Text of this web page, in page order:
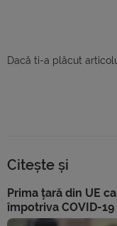
Dacă ti-a plăcut
Citește și
Prima țară din UE
împotriva COVID-19